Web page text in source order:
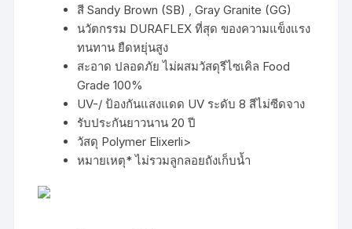
สี Sandy Brown (SB) , Gray Granite (GG)
นวัตกรรม DURAFLEX ที่สุด ของความแข็งแรง
ทนทาน ยืดหยุ่นสูง
สะอาด ปลอดภัย ไม่ผสมวัสดุรีไซเคิล Food
Grade 100%
UV-/ ป้องกันแสงแดด UV ระดับ 8 สีไม่ซีดจาง
รับประกันยาวนาน 20 ปี
วัสดุ Polymer Elixerli>
หมายเหตุ* ไม่รวมลูกลอยถังเก็บน้ำ